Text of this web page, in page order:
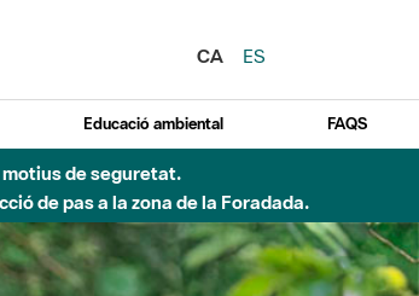
CA
ES
Educació ambiental FAQS
de seguretat.
de pas a la zona de la Foradada.